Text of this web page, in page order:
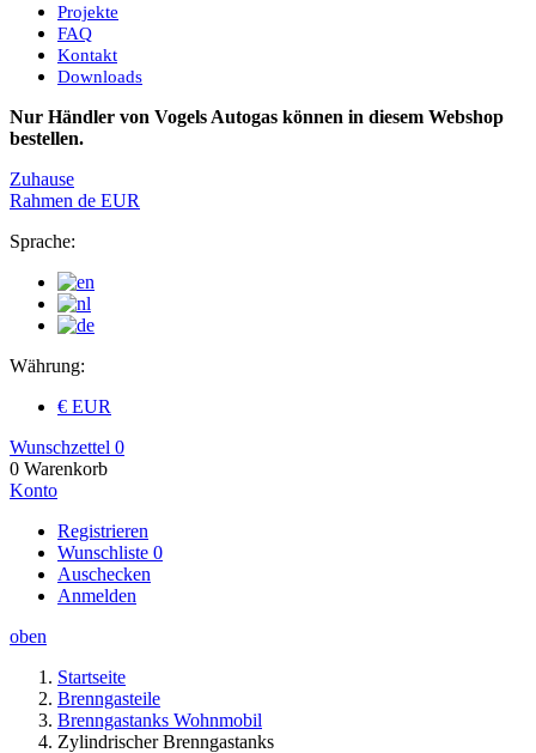
Projekte
FAQ
Kontakt
Downloads
Nur Händler von Vogels Autogas können in diesem Webshop
bestellen.
Zuhause
Rahmen de EUR
Sprache:
Währung:
€ EUR
Wunschzettel 0
0 Warenkorb
Konto
Registrieren
Wunschliste 0
Auschecken
Anmelden
oben
Startseite
Brenngasteile
Brenngastanks Wohnmobil
Zylindrischer Brenngastanks